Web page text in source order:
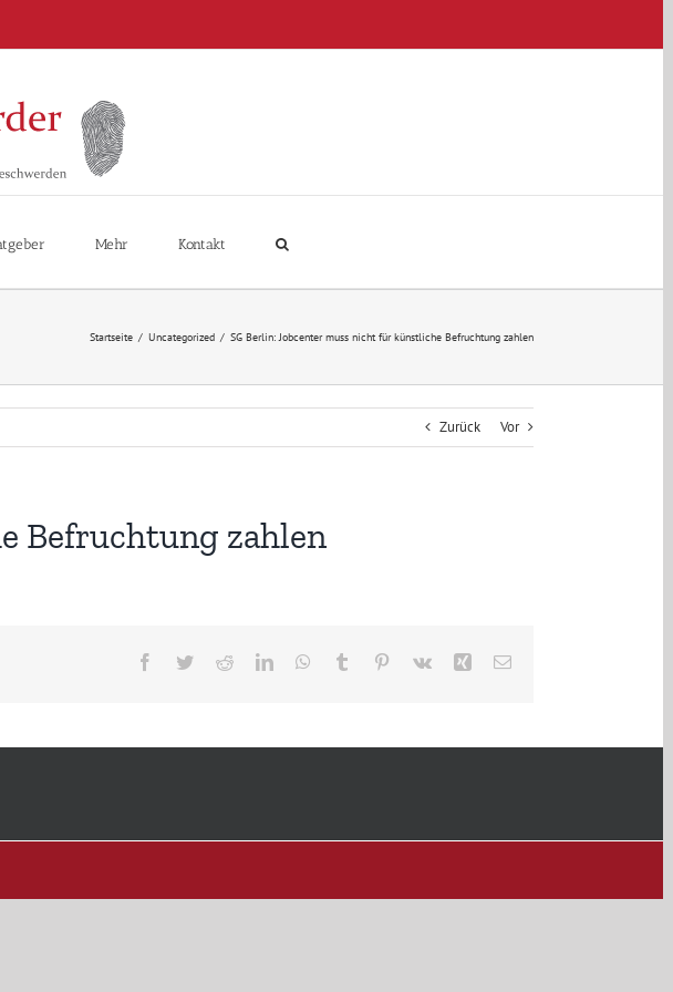
Mehr Kontakt
Startseite / Uncategorized / SG Berlin: Jobcenter muss nicht für künstliche Befruchtung zahlen
Zurück Vor
Befruchtung zahlen
Facebook
TwitterRedditLinkedInWhatsApp
Tumblr Pinterest
Vk Xing E-